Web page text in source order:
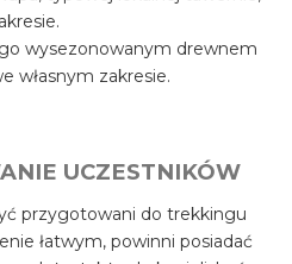
wysezonowanym drewnem
własnym zakresie.
UCZESTNIKÓW
przygotowani do trekkingu
łatwym, powinni posiadać